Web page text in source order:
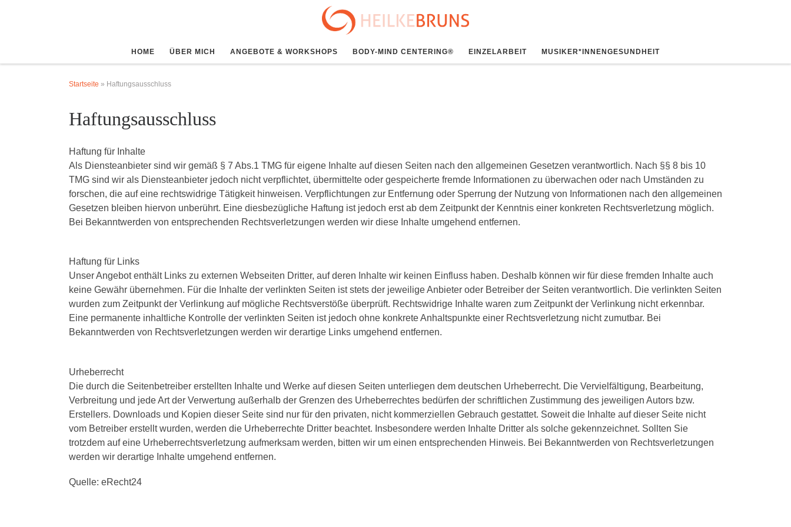
HOME ÜBER MICH ANGEBOTE & WORKSHOPS BODY-MIND CENTERING® EINZELARBEIT MUSIKER*INNENGESUNDHEIT
Startseite » Haftungsausschluss
Haftungsausschluss
Haftung für Inhalte
Als Diensteanbieter sind wir gemäß § 7 Abs.1 TMG für eigene Inhalte auf diesen Seiten nach den allgemeinen Gesetzen verantwortlich. Nach §§ 8 bis 10
TMG sind wir als Diensteanbieter jedoch nicht verpflichtet, übermittelte oder gespeicherte fremde Informationen zu überwachen oder nach Umständen zu
forschen, die auf eine rechtswidrige Tätigkeit hinweisen. Verpflichtungen zur Entfernung oder Sperrung der Nutzung von Informationen nach den allgemeinen
Gesetzen bleiben hiervon unberührt. Eine diesbezügliche Haftung ist jedoch erst ab dem Zeitpunkt der Kenntnis einer konkreten Rechtsverletzung möglich.
Bei Bekanntwerden von entsprechenden Rechtsverletzungen werden wir diese Inhalte umgehend entfernen.
Haftung für Links
Unser Angebot enthält Links zu externen Webseiten Dritter, auf deren Inhalte wir keinen Einfluss haben. Deshalb können wir für diese fremden Inhalte auch
keine Gewähr übernehmen. Für die Inhalte der verlinkten Seiten ist stets der jeweilige Anbieter oder Betreiber der Seiten verantwortlich. Die verlinkten Seiten
wurden zum Zeitpunkt der Verlinkung auf mögliche Rechtsverstöße überprüft. Rechtswidrige Inhalte waren zum Zeitpunkt der Verlinkung nicht erkennbar.
Eine permanente inhaltliche Kontrolle der verlinkten Seiten ist jedoch ohne konkrete Anhaltspunkte einer Rechtsverletzung nicht zumutbar. Bei
Bekanntwerden von Rechtsverletzungen werden wir derartige Links umgehend entfernen.
Urheberrecht
Die durch die Seitenbetreiber erstellten Inhalte und Werke auf diesen Seiten unterliegen dem deutschen Urheberrecht. Die Vervielfältigung, Bearbeitung,
Verbreitung und jede Art der Verwertung außerhalb der Grenzen des Urheberrechtes bedürfen der schriftlichen Zustimmung des jeweiligen Autors bzw.
Erstellers. Downloads und Kopien dieser Seite sind nur für den privaten, nicht kommerziellen Gebrauch gestattet. Soweit die Inhalte auf dieser Seite nicht
vom Betreiber erstellt wurden, werden die Urheberrechte Dritter beachtet. Insbesondere werden Inhalte Dritter als solche gekennzeichnet. Sollten Sie
trotzdem auf eine Urheberrechtsverletzung aufmerksam werden, bitten wir um einen entsprechenden Hinweis. Bei Bekanntwerden von Rechtsverletzungen
werden wir derartige Inhalte umgehend entfernen.
Quelle: eRecht24